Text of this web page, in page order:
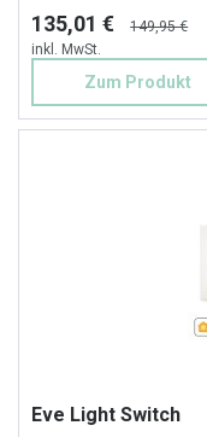
135,01 €
149,95 €
inkl. MwSt.
Zum Produkt
Eve Light Switch